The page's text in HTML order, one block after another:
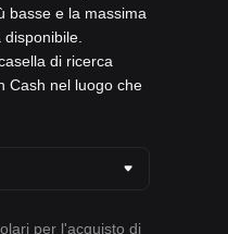
basse e la massima
di ricerca
Cash nel luogo che
per l'acquisto di